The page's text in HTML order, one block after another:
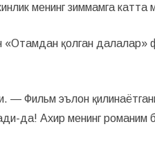
менинг зиммамга
«Отамдан қолган
Фильм эълон
да! Ахир менинг романим